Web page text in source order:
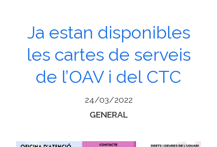
Ja estan disponibles
les cartes de serveis
de l’OAV i del CTC
24/03/2022
Categories
GENERAL